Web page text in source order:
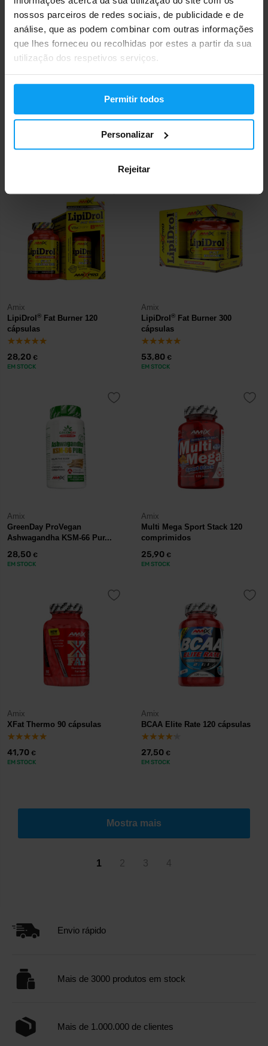
nossos parceiros de redes sociais, de publicidade e de
análise, que as podem combinar com outras informações
que lhes forneceu ou recolhidas por estes a partir da sua
utilização dos respetivos serviços.
Permitir todos
Personalizar
Rejeitar
Peruvian Maca 120 cápsulas
EM STOCK- RESTAM APENAS ALGUNS
Amix
CarniShot 3000 BOX 20 x 60 ml
35,20
EM STOCK- RESTAM APENAS ALGUNS
Amix
LipiDrol ®
Fat Burner 120
cápsulas
28,20 €
EM STOCK
Amix
LipiDrol ®
Fat Burner 300
cápsulas
53,80 €
EM STOCK
Amix
GreenDay ProVegan
Ashwagandha KSM-66 Pur...
28,50 €
EM STOCK
Amix
Multi Mega Sport Stack 120
comprimidos
25,90 €
EM STOCK
Amix
XFat Thermo 90 cápsulas
41,70 €
EM STOCK
Amix
BCAA Elite Rate 120 cápsulas
27,50 €
EM STOCK
Mostra mais
1 2 3 4
Envio rápido
Mais de 3000 produtos em stock
Mais de 1.000.000 de clientes